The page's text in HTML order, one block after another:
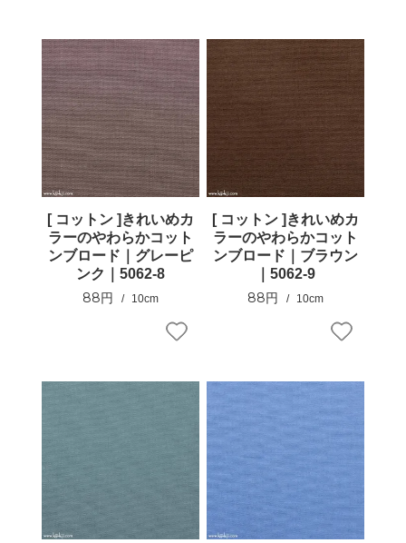
[ コットン ]きれいめカ
ラーのやわらかコット
ンブロード｜グレーピ
ンク｜5062-8
88円 10cm
[ コットン ]きれいめカ
ラーのやわらかコット
ンブロード｜ブラウン
｜5062-9
88円 10cm